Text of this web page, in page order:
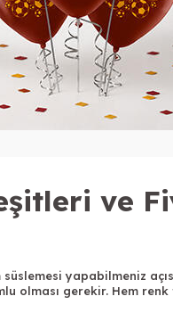
ve
yapabilmeniz
olması gerekir. Hem renk